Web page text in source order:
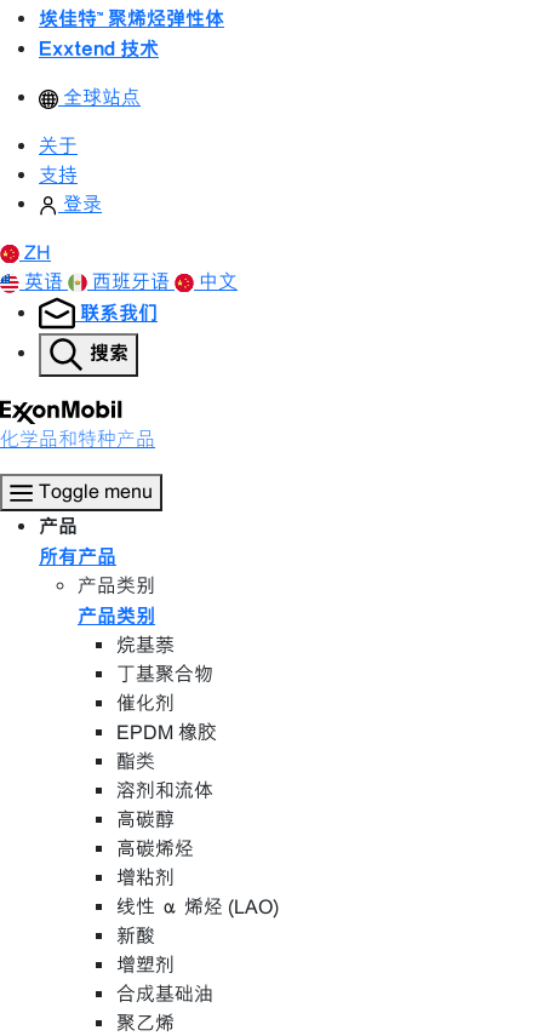
埃佳特™ 聚烯烃弹性体
Exxtend 技术
全球站点
关于
支持
登录
ZH
英语
西班牙语 中文
联系我们
搜索
化学品和特种产品
Toggle menu
产品
所有产品
产品类别
产品类别
烷基萘
丁基聚合物
催化剂
EPDM 橡胶
酯类
溶剂和流体
高碳醇
高碳烯烃
增粘剂
线性 α 烯烃 (LAO)
新酸
增塑剂
合成基础油
聚乙烯